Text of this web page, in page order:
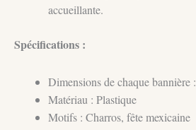
accueillante.
Spécifications :
Dimensions de chaque bannière
Matériau : Plastique
Motifs : Charros, fête mexicaine